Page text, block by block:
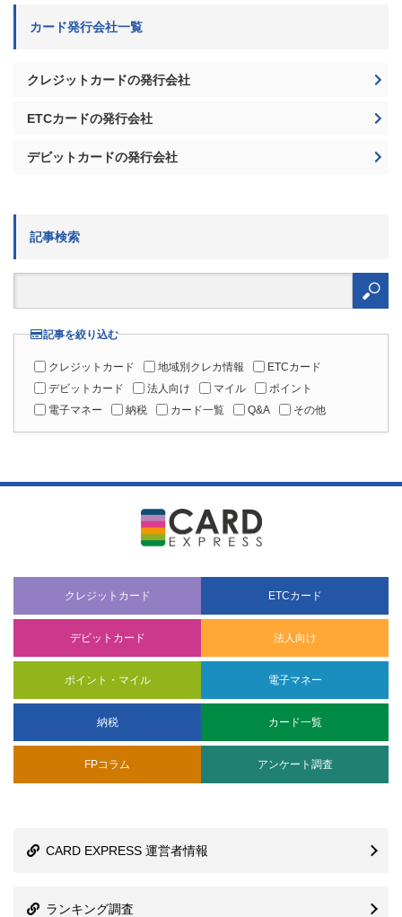
カード発行会社一覧
クレジットカードの発行会社
ETCカードの発行会社
デビットカードの発行会社
記事検索
検
記事を絞り込む
クレジットカード 地域別クレカ情報
ETCカード
デビットカード
法人向け マイル
ポイント
電子マネー
納税 カード一覧 Q&A その他
クレジットカード ETCカード
デビットカード 法人向け
ポイント・マイル 電子マネー
納税 カード一覧
FPコラム アンケート調査
CARD EXPRESS 運営者情報
ランキング調査